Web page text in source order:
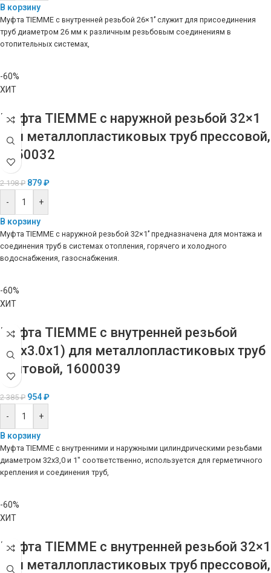
В корзину
Муфта TIEMME с внутренней резьбой 26×1’’ служит для присоединения
труб диаметром 26 мм к различным резьбовым соединениям в
отопительных системах,
-60%
ХИТ
Муфта TIEMME с наружной резьбой 32×1
для металлопластиковых труб прессовой,
1650032
2 198₽ 879₽
-
+
В корзину
Муфта TIEMME с наружной резьбой 32×1’’ предназначена для монтажа и
соединения труб в системах отопления, горячего и холодного
водоснабжения, газоснабжения.
-60%
ХИТ
Муфта TIEMME с внутренней резьбой
(32х3.0х1) для металлопластиковых труб
винтовой, 1600039
2 385₽ 954₽
-
+
В корзину
Муфта TIEMME с внутренними и наружными цилиндрическими резьбами
диаметром 32х3,0 и 1″ соответственно, используется для герметичного
крепления и соединения труб,
-60%
ХИТ
Муфта TIEMME с внутренней резьбой 32×1
для металлопластиковых труб прессовой,